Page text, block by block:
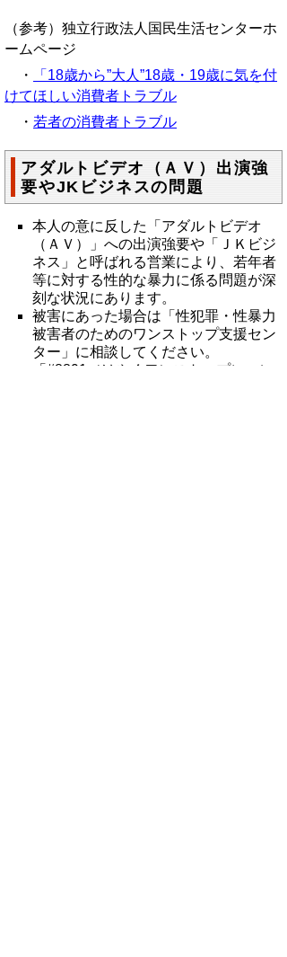
（参考）独立行政法人国民生活センターホ
ームページ
・
「18歳から”大人”18歳・19歳に気を付
けてほしい消費者トラブル
・ 若者の消費者トラブル
アダルトビデオ（ＡＶ）出演強
要やJKビジネスの問題
本人の意に反した「アダルトビデオ
（ＡＶ）」への出演強要や「ＪＫビジ
ネス」と呼ばれる営業により、若年者
等に対する性的な暴力に係る問題が深
刻な状況にあります。
被害にあった場合は「性犯罪・性暴力
被害者のためのワンストップ支援セン
ター」に相談してください。
「#8891（はやくワンストップ）」に